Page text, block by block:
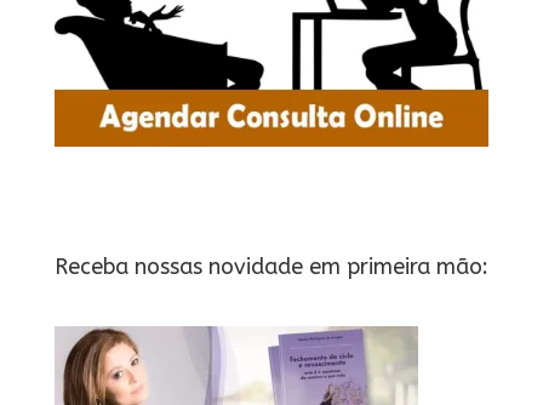
Receba nossas novidade em primeira mão: